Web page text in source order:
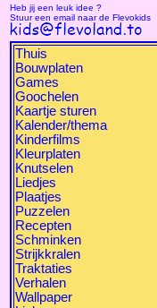
Heb jij een leuk idee ?
Stuur een email naar de Flevokids
Thuis
Bouwplaten
Games
Goochelen
Kaartje sturen
Kalender/thema
Kinderfilms
Kleurplaten
Knutselen
Liedjes
Plaatjes
Puzzelen
Recepten
Schminken
Strijkkralen
Traktaties
Verhalen
Wallpaper